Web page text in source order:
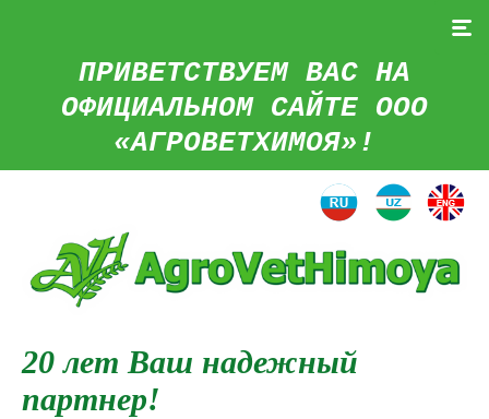
ПРИВЕТСТВУЕМ ВАС НА
ОФИЦИАЛЬНОМ САЙТЕ ООО
«АГРОВЕТХИМОЯ»!
20 лет Ваш надежный
партнер!